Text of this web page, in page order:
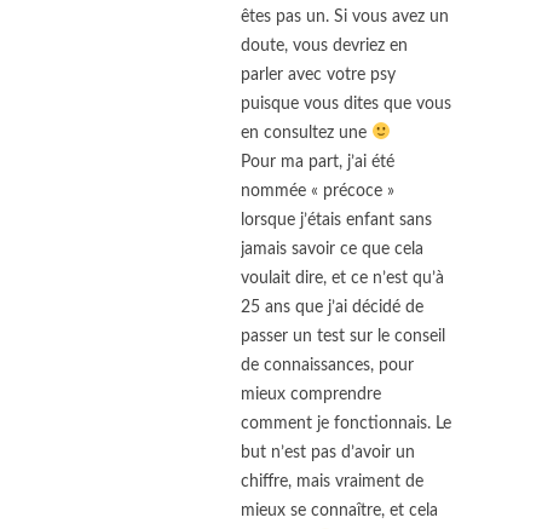
êtes pas un. Si vous avez un
doute, vous devriez en
parler avec votre psy
puisque vous dites que vous
en consultez une
Pour ma part, j’ai été
nommée « précoce »
lorsque j’étais enfant sans
jamais savoir ce que cela
voulait dire, et ce n’est qu’à
25 ans que j’ai décidé de
passer un test sur le conseil
de connaissances, pour
mieux comprendre
comment je fonctionnais. Le
but n’est pas d’avoir un
chiffre, mais vraiment de
mieux se connaître, et cela